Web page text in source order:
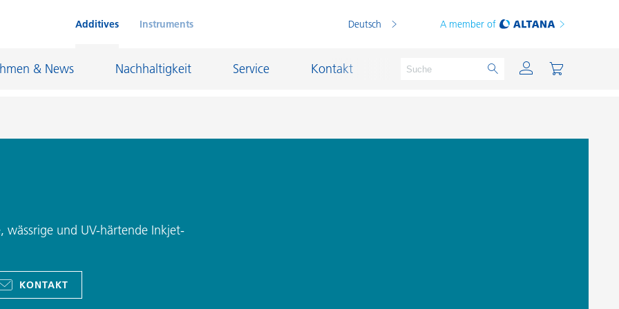
Additives Instruments Deutsch A member of
& News Nachhaltigkeit Service Kontakt
Feuerfestindustrie
Maler- und Bautenlacke
und UV-härtende Inkjet-
KONTAKT